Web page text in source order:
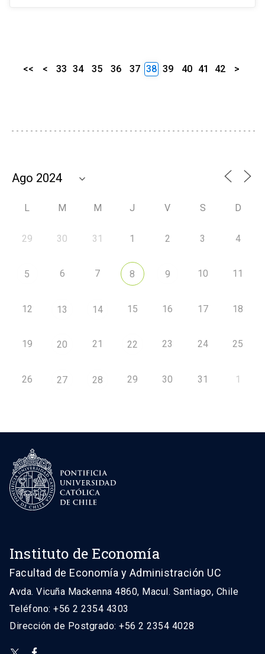
<< < 33 34 35 36 37 38 39 40 41 42 >
L M M J V S D
29 30 31 1 2 3 4
5 6 7 8 9 10 11
12 13 14 15 16 17 18
19 20 21 22 23 24 25
26 27 28 29 30 31 1
Instituto de Economía
Facultad de Economía y Administración UC
Avda. Vicuña Mackenna 4860, Macul. Santiago, Chile
Teléfono: +56 2 2354 4303
Dirección de Postgrado: +56 2 2354 4028